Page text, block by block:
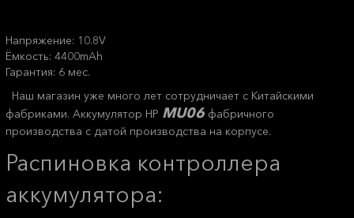
Напряжение: 10.8V
Ёмкость: 4400mAh
Гарантия: 6 мес.
Наш магазин уже много лет сотрудничает с Китайскими
фабриками. Аккумулятор HP MU06 фабричного
производства с датой производства на корпусе.
Распиновка контроллера
аккумулятора: